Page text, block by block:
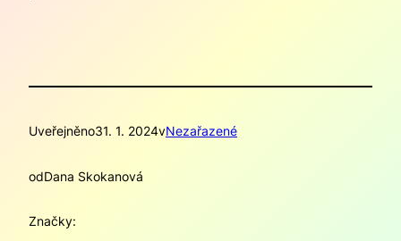
Uveřejněno31. 1. 2024vNezařazené
odDana Skokanová
Značky: